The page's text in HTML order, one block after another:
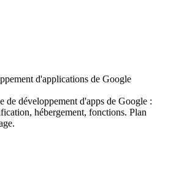
d'applications de Google
de développement d'apps de Google :
hébergement, fonctions. Plan